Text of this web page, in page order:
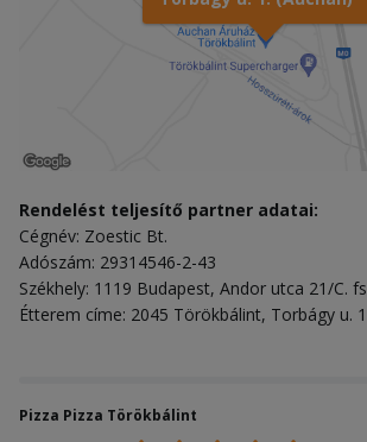
Rendelést teljesítő partner adatai:
Cégnév: Zoestic Bt.
Adószám: 29314546-2-43
Székhely: 1119 Budapest, Andor utca 21/C.
Étterem címe: 2045 Törökbálint, Torbágy u.
Pizza Pizza Törökbálint